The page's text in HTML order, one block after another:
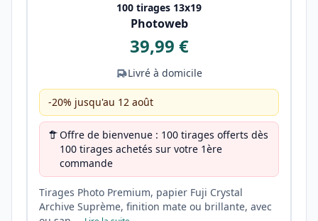
100 tirages 13x19
Photoweb
39,99 €
Livré à domicile
-20% jusqu'au 12 août
Offre de bienvenue : 100 tirages offerts dès
100 tirages achetés sur votre 1ère
commande
Tirages Photo Premium, papier Fuji Crystal
Archive Suprème, finition mate ou brillante, avec